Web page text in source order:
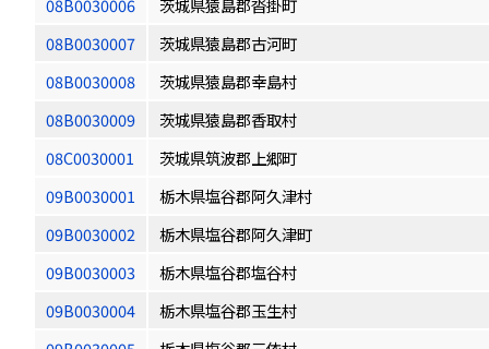
08B0030006
茨城県猿島郡沓掛町
08B0030007
茨城県猿島郡古河町
08B0030008
茨城県猿島郡幸島村
08B0030009
茨城県猿島郡香取村
08C0030001
茨城県筑波郡上郷町
09B0030001
栃木県塩谷郡阿久津村
09B0030002
栃木県塩谷郡阿久津町
09B0030003
栃木県塩谷郡塩谷村
09B0030004
栃木県塩谷郡玉生村